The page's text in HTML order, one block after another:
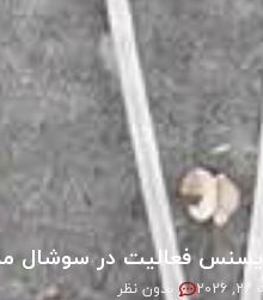
فعالیت در سوشال
بدون نظر